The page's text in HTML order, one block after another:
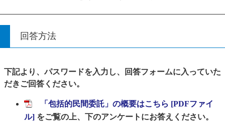
回答方法
下記より、パスワードを入力し、回答フォームに入っていた
だきご回答ください。
「包括的民間委託」の概要はこちら [PDFファイ
ル] をご覧の上、下のアンケートにお答えください。